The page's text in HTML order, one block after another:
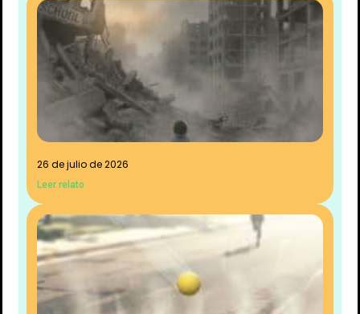
26 de julio de 2026
Leer relato